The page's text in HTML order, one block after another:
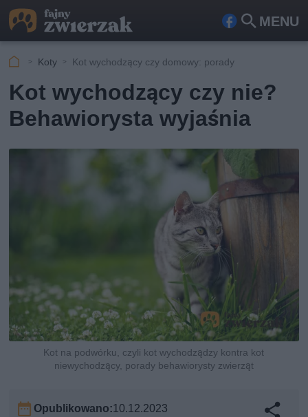
MENU
Fa
ook
Szu
Koty Kot wychodzący czy domowy: porady
Kot wychodzący czy nie?
Behawiorysta wyjaśnia
Kot na podwórku, czyli kot wychodządzy kontra kot
niewychodzący, porady behawiorysty zwierząt
Opublikowano:10.12.2023